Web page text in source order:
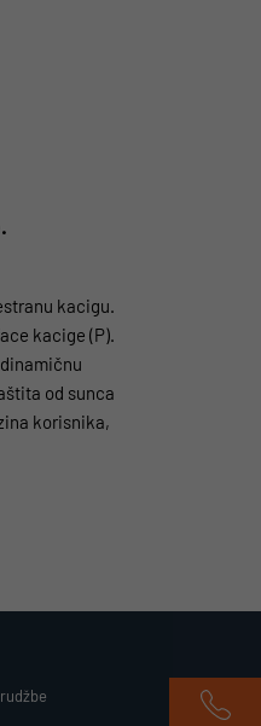
kacigu.
kacige (P).
od sunca
korisnika,